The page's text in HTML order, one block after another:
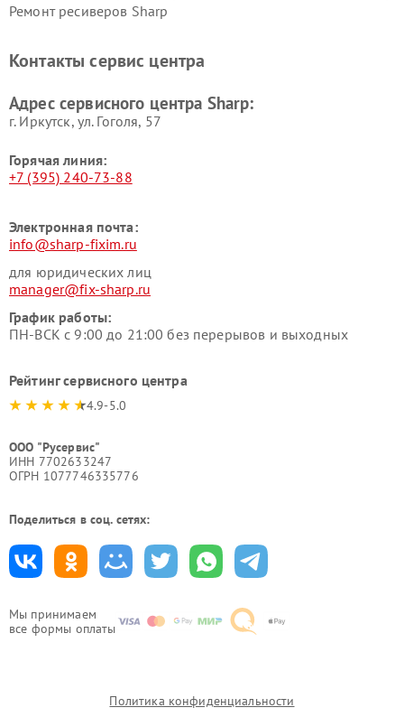
Мы принимаем
все формы оплаты
Ремонт ресиверов Sharp
Контакты сервис центра
Адрес сервисного центра Sharp:
г. Иркутск, ул. ​Гоголя, 57
Горячая линия:
+7 (395) 240-73-88
Электронная почта:
info@sharp-fixim.ru
для юридических лиц
manager@fix-sharp.ru
График работы:
ПН-ВСК с 9:00 до 21:00 без перерывов и выходных
Рейтинг сервисного центра
4.9-5.0
ООО "Русервис"
ИНН 7702633247
ОГРН 1077746335776
Поделиться в соц. сетях:
Политика конфиденциальности